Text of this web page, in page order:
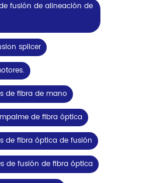
fusión de alineación de
splicer
de fibra de mano
de fibra óptica
de fibra óptica de fusión
de fusión de fibra óptica